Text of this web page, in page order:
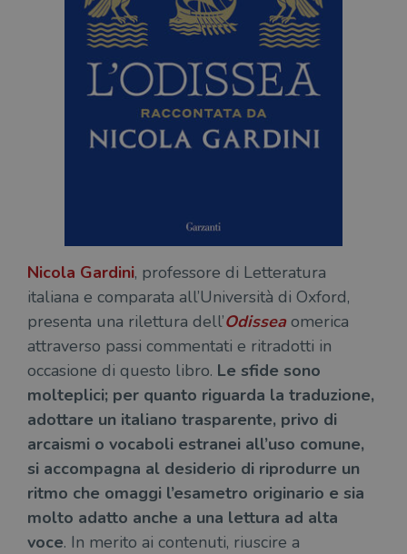
Nicola Gardini, professore di Letteratura
italiana e comparata all’Università di Oxford,
presenta una rilettura dell’Odisseaomerica
attraverso passi commentati e ritradotti in
occasione di questo libro. Le sfide sono
molteplici; per quanto riguarda la traduzione,
adottare un italiano trasparente, privo di
arcaismi o vocaboli estranei all’uso comune,
si accompagna al desiderio di riprodurre un
ritmo che omaggi l’esametro originario e sia
molto adatto anche a una lettura ad alta
voce. In merito ai contenuti, riuscire a